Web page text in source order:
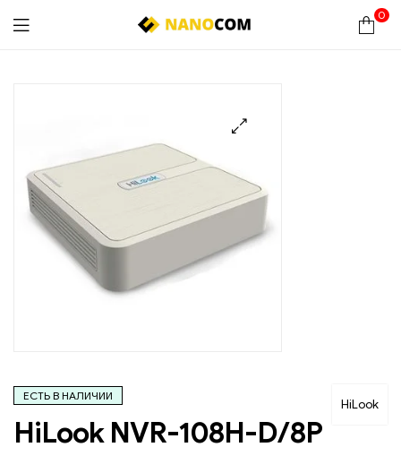
0
HiLook
ЕСТЬ В НАЛИЧИИ
HiLook NVR-108H-D/8P